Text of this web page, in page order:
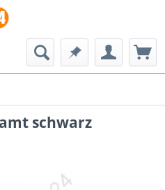
schwarz